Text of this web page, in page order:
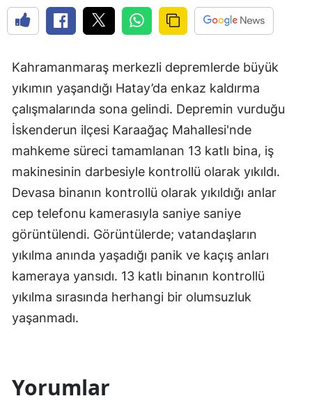
Kahramanmaraş merkezli depremlerde büyük
yıkımın yaşandığı Hatay’da enkaz kaldırma
çalışmalarında sona gelindi. Depremin vurduğu
İskenderun ilçesi Karaağaç Mahallesi'nde
mahkeme süreci tamamlanan 13 katlı bina, iş
makinesinin darbesiyle kontrollü olarak yıkıldı.
Devasa binanın kontrollü olarak yıkıldığı anlar
cep telefonu kamerasıyla saniye saniye
görüntülendi. Görüntülerde; vatandaşların
yıkılma anında yaşadığı panik ve kaçış anları
kameraya yansıdı. 13 katlı binanın kontrollü
yıkılma sırasında herhangi bir olumsuzluk
yaşanmadı.
Yorumlar